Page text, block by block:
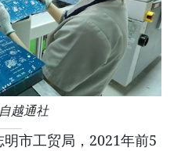
越通社
市工贸局，2021年前5